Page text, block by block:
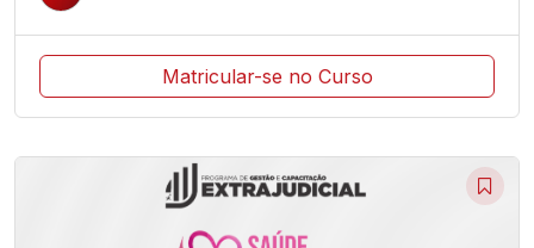
Matricular-se no Curso